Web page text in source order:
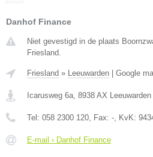
Danhof Finance
Niet gevestigd in de plaats
Friesland.
Friesland » Leeuwarden Google
Icarusweg 6a, 8938 AX Leeuwarden
Tel: 058 2300 120, Fax: -, KvK:
E-mail › Danhof Finance